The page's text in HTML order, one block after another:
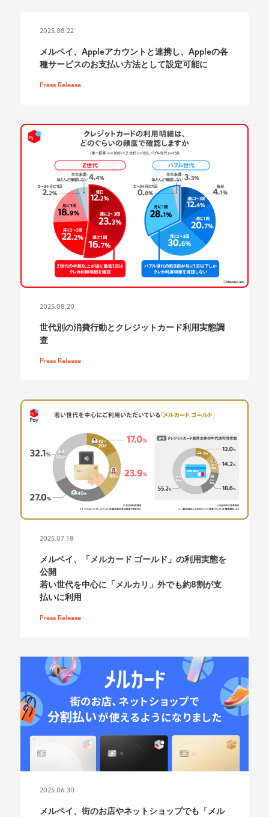
2025.08.22
メルペイ、Appleアカウントと連携し、Appleの各
種サービスのお支払い方法として設定可能に
Press Release
2025.08.20
世代別の消費行動とクレジットカード利用実態調
査
Press Release
2025.07.18
メルペイ、「メルカード ゴールド」の利用実態を
公開
若い世代を中心に「メルカリ」外でも約8割が支
払いに利用
Press Release
2025.06.30
メルペイ、街のお店やネットショップでも「メル